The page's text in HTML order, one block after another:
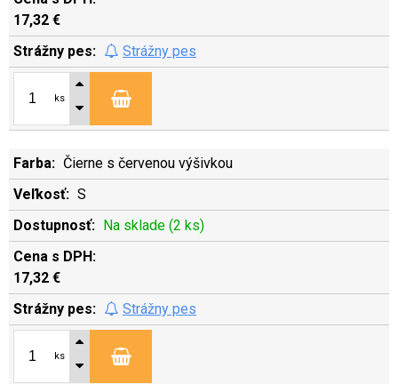
17,32 €
Strážny pes
ks
Čierne s červenou výšivkou
S
Na sklade (2 ks)
17,32 €
Strážny pes
ks